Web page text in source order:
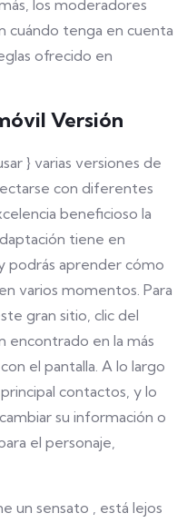
los moderadores
cuándo tenga en cuenta
ofrecido en
Versión
} varias versiones de
con diferentes
beneficioso la
tiene en
podrás aprender cómo
varios momentos. Para
gran sitio, clic del
en la más
el pantalla. A lo largo
contactos, y lo
su información o
el personaje,
un sensato , está lejos